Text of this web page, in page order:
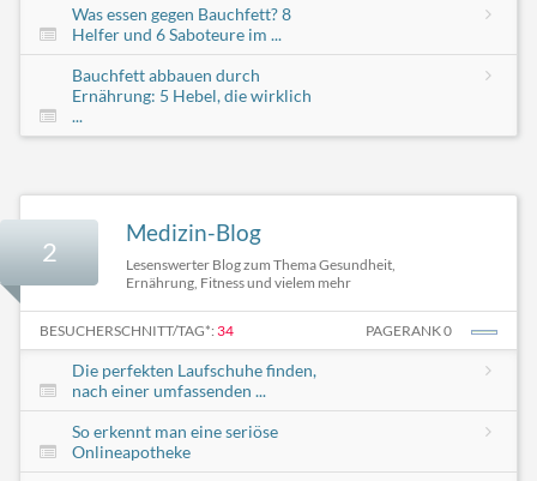
Was essen gegen Bauchfett? 8
Helfer und 6 Saboteure im ...
Bauchfett abbauen durch
Ernährung: 5 Hebel, die wirklich
...
2
Medizin-Blog
Lesenswerter Blog zum Thema Gesundheit,
Ernährung, Fitness und vielem mehr
BESUCHERSCHNITT/TAG*: 34 PAGERANK 0
Die perfekten Laufschuhe finden,
nach einer umfassenden ...
So erkennt man eine seriöse
Onlineapotheke